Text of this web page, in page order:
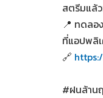
สตรีมแล้
📍 ทดลอ
ที่แอปพลิ
🔗
#ฝนล้าน